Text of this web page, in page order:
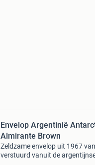
Envelop Argentinië
Almirante Brown
Zeldzame envelop uit 1967
verstuurd vanuit de